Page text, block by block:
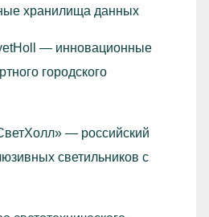
хранилища данных
— инновационные
городского
— российский
светильников с